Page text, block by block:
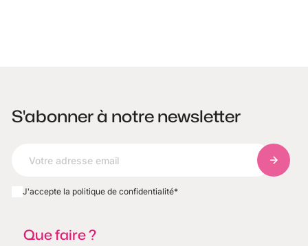
S'abonner à notre newsletter
J'accepte la politique de confidentialité*
Que faire ?